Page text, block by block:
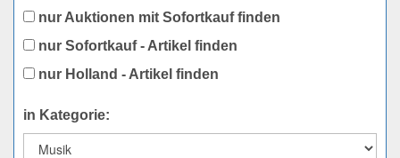
nur Auktionen mit Sofortkauf finden
nur Sofortkauf - Artikel finden
nur Holland - Artikel finden
in Kategorie: